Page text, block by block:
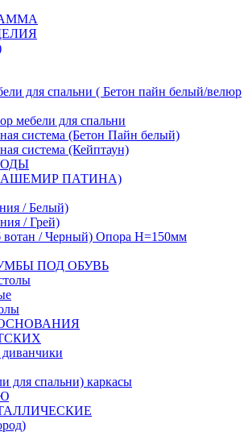
для спальни ( Бетон пайн белый/велюр
мебели для спальни
система (Бетон Пайн белый)
система (Кейптаун)
ПАТИНА)
/ Белый)
/ Грей)
/ Черный) Опора Н=150мм
ПОД ОБУВЬ
диванчики
спальни) каркасы